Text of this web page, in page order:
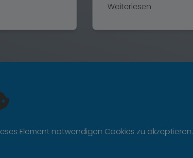
Weiterlesen
Element notwendigen Cookies zu akzeptieren.